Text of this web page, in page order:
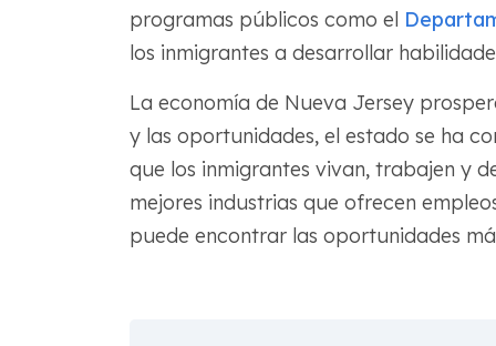
programas públicos como el
los inmigrantes a desarrollar
La economía de Nueva Jersey
y las oportunidades, el estado se ha
que los inmigrantes vivan, trabajen y
mejores industrias que ofrecen
puede encontrar las oportunidades